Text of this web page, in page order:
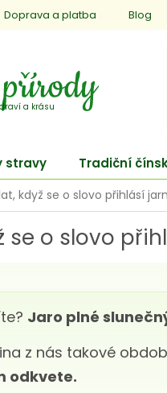
Doprava a platba Blog
stravy Tradiční
když se o slovo přihlásí
se o slovo
Jaro plné
z nás takové
odkvete.